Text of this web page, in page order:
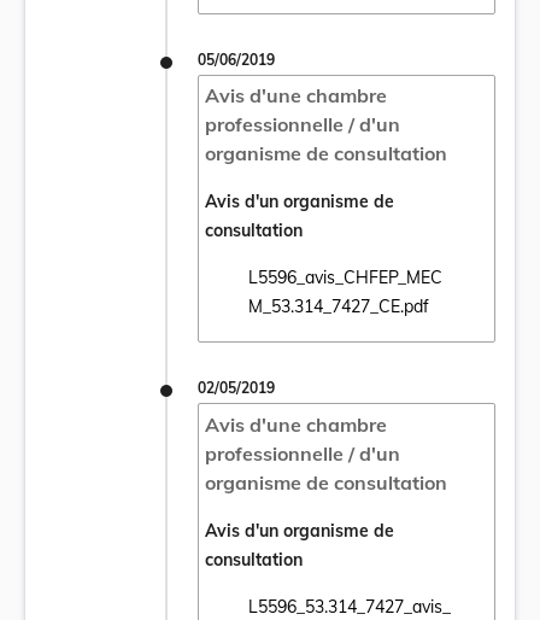
05/06/2019
Avis d'une chambre
professionnelle / d'un
organisme de consultation
Avis d'un organisme de
consultation
L5596_avis_CHFEP_MEC
M_53.314_7427_CE.pdf
Ouvrir le document
02/05/2019
Avis d'une chambre
professionnelle / d'un
organisme de consultation
Avis d'un organisme de
consultation
L5596_53.314_7427_avis_